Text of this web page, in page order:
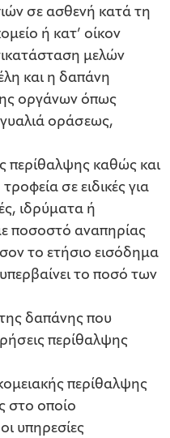
σε ασθενή κατά τη
ή κατ’ οίκον
μελών
και η δαπάνη
οργάνων όπως
οράσεως,
περίθαλψης καθώς και
σε ειδικές για
ιδρύματα ή
ποσοστό αναπηρίας
το ετήσιο εισόδημα
το ποσό των
δαπάνης που
περίθαλψης
περίθαλψης
στο οποίο
υπηρεσίες